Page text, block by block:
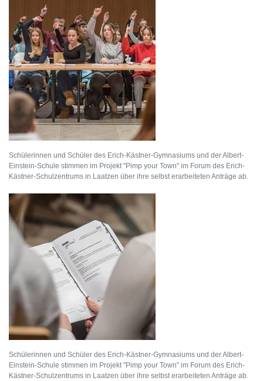
Schülerinnen und Schüler des Erich-Kästner-Gymnasiums und der Albert-
Einstein-Schule stimmen im Projekt "Pimp your Town" im Forum des Erich-
Kästner-Schulzentrums in Laatzen über ihre selbst erarbeiteten Anträge ab.
Schülerinnen und Schüler des Erich-Kästner-Gymnasiums und der Albert-
Einstein-Schule stimmen im Projekt "Pimp your Town" im Forum des Erich-
Kästner-Schulzentrums in Laatzen über ihre selbst erarbeiteten Anträge ab.